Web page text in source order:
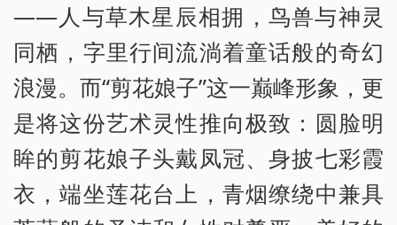
——人与草木星辰相拥，鸟兽与神灵
同栖，字里行间流淌着童话般的奇幻
浪漫。而“剪花娘子”这一巅峰形象，更
是将这份艺术灵性推向极致：圆脸明
眸的剪花娘子头戴凤冠、身披七彩霞
衣，端坐莲花台上，青烟缭绕中兼具